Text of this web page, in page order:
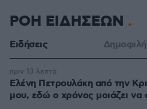
ΡΟΗ ΕΙΔΗΣΕΩΝ
Ειδήσεις Δημοφιλή
Ελένη Πετρουλάκη από την
μου, εδώ ο χρόνος μοιάζει να
πριν 13 λεπτά